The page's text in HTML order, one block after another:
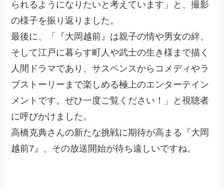
られるようになりたいと考えています」と、撮影
の様子を振り返りました。
最後に、「『大岡越前』は親子の情や男女の絆、
そして江戸に暮らす町人や武士の生き様まで描く
人間ドラマであり、サスペンスからコメディやラ
ブストーリーまで楽しめる極上のエンターテイン
メントです。ぜひ一度ご覧ください！」と視聴者
に呼びかけました。
高橋克典さんの新たな挑戦に期待が高まる『大岡
越前7』、その放送開始が待ち遠しいですね。